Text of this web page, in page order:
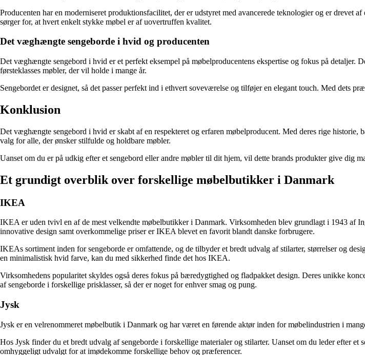
Producenten har en moderniseret produktionsfacilitet, der er udstyret med avancerede teknologier og er drevet
sørger for, at hvert enkelt stykke møbel er af uovertruffen kvalitet.
Det væghængte sengeborde i hvid og producenten
Det væghængte sengebord i hvid er et perfekt eksempel på møbelproducentens ekspertise og fokus på detaljer.
førsteklasses møbler, der vil holde i mange år.
Sengebordet er designet, så det passer perfekt ind i ethvert soveværelse og tilføjer en elegant touch. Med dets
Konklusion
Det væghængte sengebord i hvid er skabt af en respekteret og erfaren møbelproducent. Med deres rige
valg for alle, der ønsker stilfulde og holdbare møbler.
Uanset om du er på udkig efter et sengebord eller andre møbler til dit hjem, vil dette brands produkter give dig
Et grundigt overblik over forskellige møbelbutikker i Danmark
IKEA
IKEA er uden tvivl en af ​​de mest velkendte møbelbutikker i Danmark. Virksomheden blev grundlagt i 1943 af
innovative design samt overkommelige priser er IKEA blevet en favorit blandt danske forbrugere.
IKEAs sortiment inden for sengeborde er omfattende, og de tilbyder et bredt udvalg af stilarter, størrelser og
en minimalistisk hvid farve, kan du med sikkerhed finde det hos IKEA.
Virksomhedens popularitet skyldes også deres fokus på bæredygtighed og fladpakket design. Deres unikke
af sengeborde i forskellige prisklasser, så der er noget for enhver smag og pung.
Jysk
Jysk er en velrenommeret møbelbutik i Danmark og har været en førende aktør inden for møbelindustrien i
Hos Jysk finder du et bredt udvalg af sengeborde i forskellige materialer og stilarter. Uanset om du leder efter
omhyggeligt udvalgt for at imødekomme forskellige behov og præferencer.